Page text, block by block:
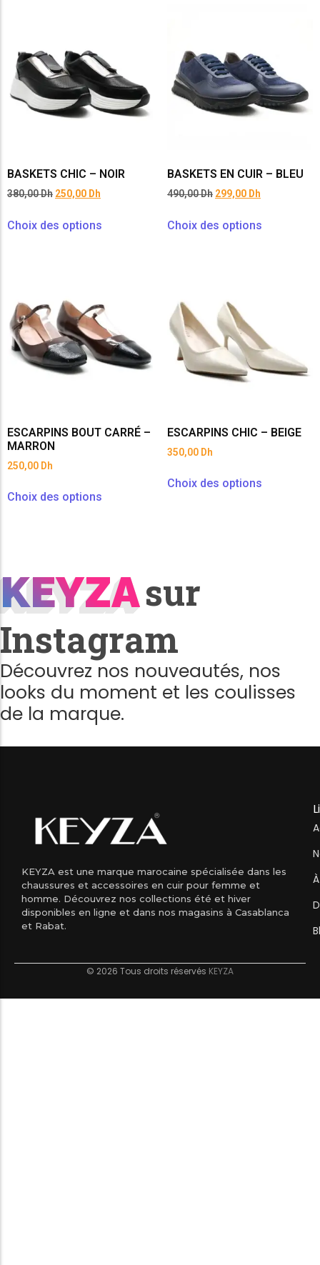
BASKETS CHIC – NOIR
380,00Dh 250,00 Dh
Choix des options
BASKETS EN CUIR – BLEU
490,00Dh 299,00 Dh
Choix des options
ESCARPINS BOUT CARRÉ –
MARRON
250,00 Dh
Choix des options
ESCARPINS CHIC – BEIGE
350,00 Dh
Choix des options
KEYZA
KEYZAsur
Instagram
Découvrez nos nouveautés, nos
looks du moment et les coulisses
de la marque.
KEYZA est une marque marocaine spécialisée dans les
chaussures et accessoires en cuir pour femme et
homme. Découvrez nos collections été et hiver
disponibles en ligne et dans nos magasins à Casablanca
et Rabat.
© 2026 Tous droits réservés KEYZA